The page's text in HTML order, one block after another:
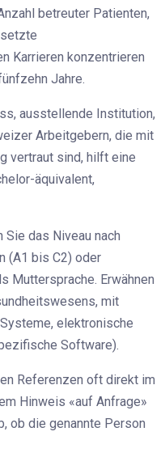
betreuter Patienten,
Karrieren konzentrieren
Jahre.
ausstellende Institution,
Arbeitgebern, die mit
vertraut sind, hilft eine
äquivalent,
Sie das Niveau nach
(A1 bis C2) oder
Muttersprache. Erwähnen
mit
elektronische
Software).
Referenzen oft direkt im
Hinweis «auf Anfrage»
ob die genannte Person